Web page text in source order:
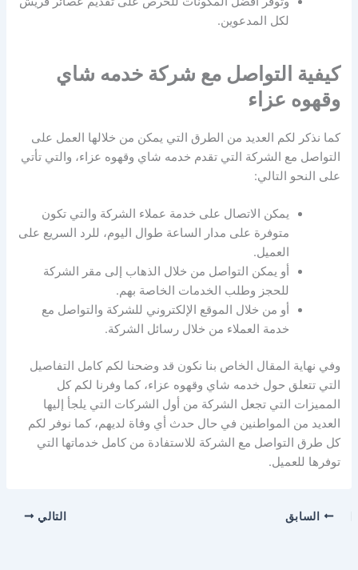
لكل المدعوين.
كيفية التواصل مع شركة خدمه شاي
وقهوه عزاء
كما نذكر لكم العديد من الطرق التي يمكن من خلالها العمل على
التواصل مع الشركة التي تقدم خدمه شاي وقهوه عزاء، والتي تأتي
على النحو التالي:
يمكن الاتصال على خدمة عملاء الشركة والتي تكون
متوفرة على مدار الساعة طوال اليوم، للرد السريع على
العميل.
أو يمكن التواصل من خلال الذهاب إلى مقر الشركة
للحجز وطلب الخدمات الخاصة بهم.
أو من خلال الموقع الإلكتروني للشركة والتواصل مع
خدمة العملاء من خلال رسائل الشركة.
وفي نهاية المقال الخاص بنا نكون قد وضحنا لكم كامل التفاصيل
التي تتعلق حول خدمه شاي وقهوه عزاء، كما وفرنا لكم كل
المميزات التي تجعل الشركة من أول الشركات التي يلجأ إليها
العديد من المواطنين في حال حدث أي وفاة لديهم، كما نوفر لكم
كل طرق التواصل مع الشركة للاستفادة من كامل خدماتها التي
توفرها للعميل.
السابق التالي